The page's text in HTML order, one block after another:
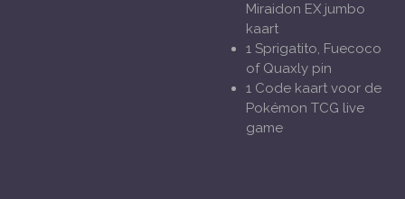
Miraidon EX jumbo
kaart
1 Sprigatito, Fuecoco
of Quaxly pin
1 Code kaart voor de
Pokémon TCG live
game